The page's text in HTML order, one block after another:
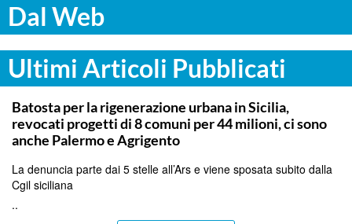
Dal Web
Ultimi Articoli Pubblicati
PALERMO
Batosta per la rigenerazione urbana in Sicilia,
revocati progetti di 8 comuni per 44 milioni, ci sono
anche Palermo e Agrigento
La denuncia parte dai 5 stelle all’Ars e viene sposata subito dalla
Cgil siciliana
..